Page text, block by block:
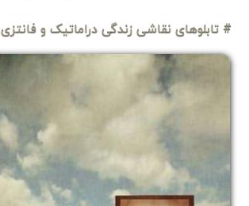
# تابلوهای نقاشی زندگی دراماتیک و فانتزی